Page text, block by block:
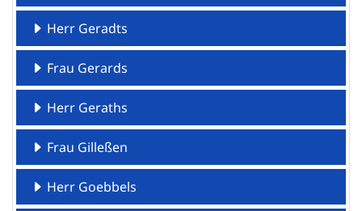
Herr Geradts
Frau Gerards
Herr Geraths
Frau Gilleßen
Herr Goebbels